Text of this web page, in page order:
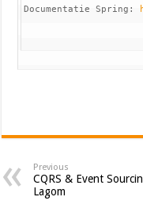
Documentatie Spring:
Previous
CQRS & Event
Lagom